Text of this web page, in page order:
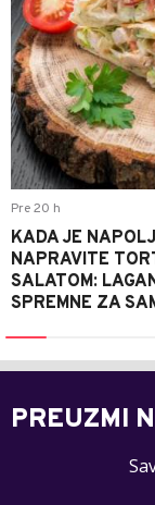
Pre 20 h
KADA JE
NAPRAVITE
SALATOM:
SPREMNE ZA
PREUZMI